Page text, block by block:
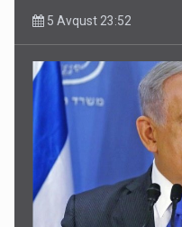
Rusiya Azərbaycan
5 Avqust 11:53
5 Avqust 23:52